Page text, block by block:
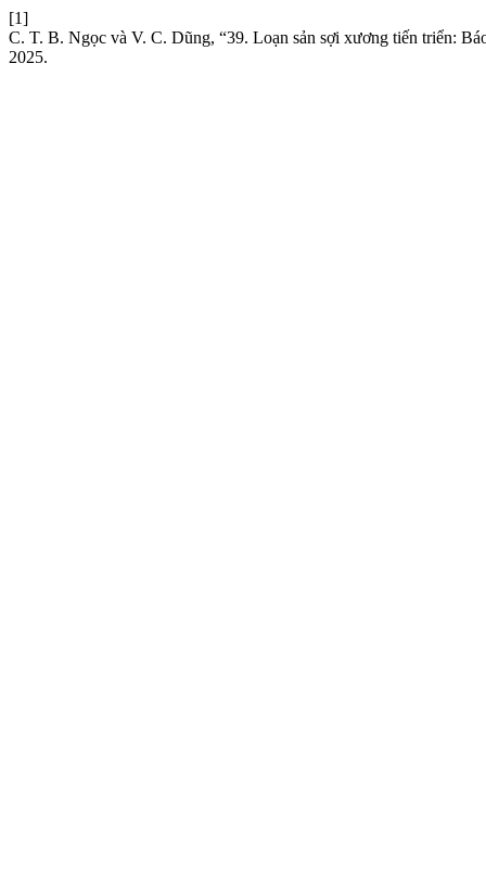
[1]
C. T. B. Ngọc và V. C. Dũng, “39. Loạn sản sợi xương tiến triển:
2025.